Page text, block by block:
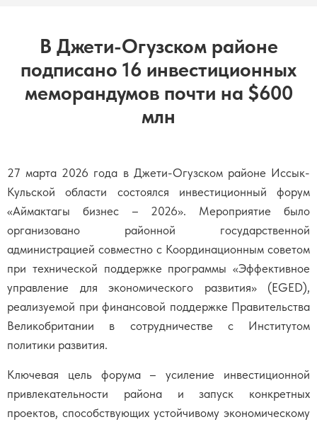
В Джети-Огузском районе
подписано 16 инвестиционных
меморандумов почти на $600
млн
27 марта 2026 года в Джети-Огузском районе Иссык-
Кульской области состоялся инвестиционный форум
«Аймактагы бизнес – 2026». Мероприятие было
организовано районной государственной
администрацией совместно с Координационным советом
при технической поддержке программы «Эффективное
управление для экономического развития» (EGED),
реализуемой при финансовой поддержке Правительства
Великобритании в сотрудничестве с Институтом
политики развития.
Ключевая цель форума – усиление инвестиционной
привлекательности района и запуск конкретных
проектов, способствующих устойчивому экономическому